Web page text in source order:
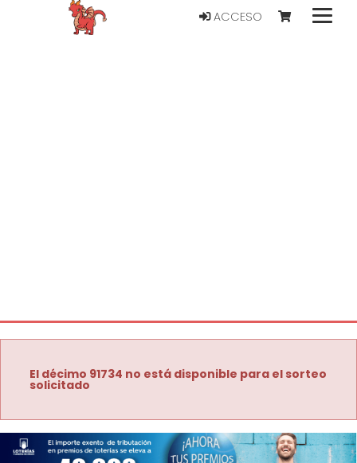
ACCESO
El décimo 91734 no está disponible para el sorteo
solicitado